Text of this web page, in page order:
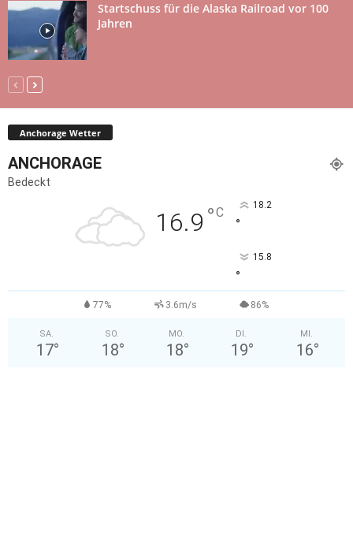
Startschuss für die Alaska Railroad vor 100
Jahren
Anchorage Wetter
ANCHORAGE
Bedeckt
16.9 °C 18.2
°
15.8
°
77% 3.6m/s 86%
SA.
17°
SO.
18°
MO.
18°
DI.
19°
MI.
16°